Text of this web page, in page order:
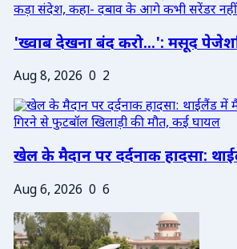
'ख्वाब देखना बंद करो...': मसूद
Aug 8, 2026 0 2
खेल के मैदान पर दर्दनाक हादसा:
Aug 6, 2026 0 6